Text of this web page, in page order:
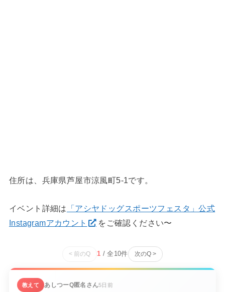
住所は、兵庫県芦屋市涼風町5-1です。
イベント詳細は 「アシヤドッグスポーツフェスタ」公式
Instagramアカウント
をご確認ください〜
< 前のQ 1 / 全 10件 次のQ >
教えて あしつーQ匿名さん5日前